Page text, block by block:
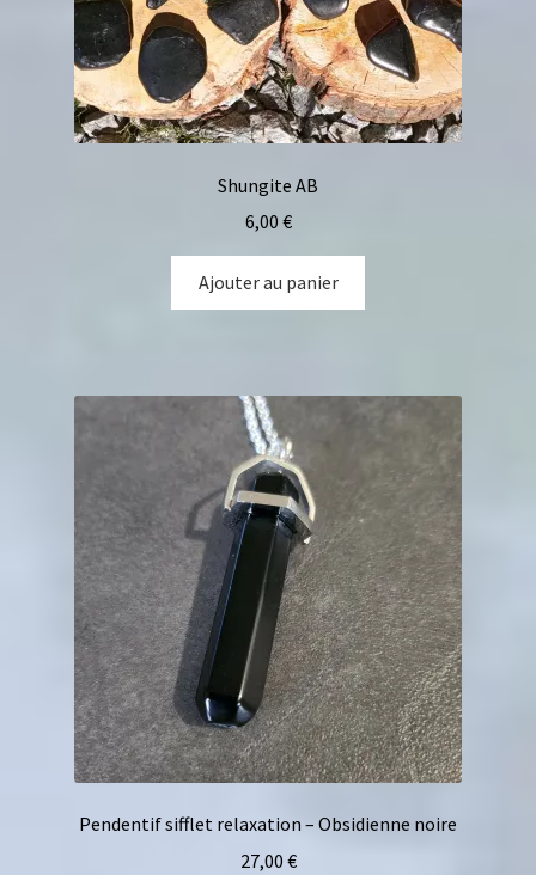
Shungite AB
6,00 €
Ajouter au panier
Pendentif sifflet relaxation – Obsidienne noire
27,00 €